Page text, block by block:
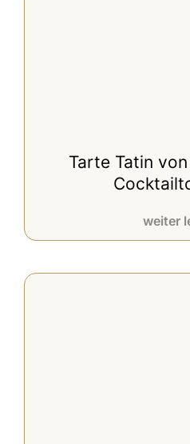
Tarte Tatin
weiter